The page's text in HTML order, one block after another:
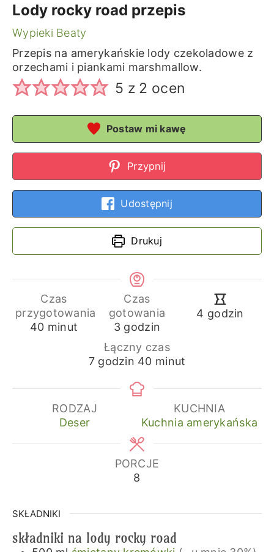
Lody rocky road przepis
Wypieki Beaty
Przepis na amerykańskie lody czekoladowe z
orzechami i piankami marshmallow.
5 z 2 ocen
Postaw mi kawę
Przypnij
Udostępnij
Drukuj
Czas
przygotowania
40minuty
minut
Czas
gotowania
3godziny
godzin
4 godziny
godzin
Łączny czas
7godziny
godzin 40minuty
minut
RODZAJ
Deser
KUCHNIA
Kuchnia amerykańska
PORCJE
8
SKŁADNIKI
składniki na lody rocky road